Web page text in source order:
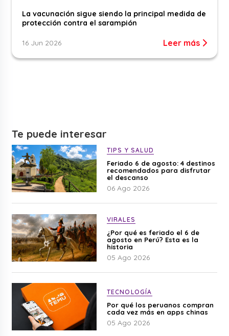
La vacunación sigue siendo la principal medida de
protección contra el sarampión
16 Jun 2026 Leer más
Te puede interesar
TIPS Y SALUD
Feriado 6 de agosto: 4 destinos
recomendados para disfrutar
el descanso
06 Ago 2026
VIRALES
¿Por qué es feriado el 6 de
agosto en Perú? Esta es la
historia
05 Ago 2026
TECNOLOGÍA
Por qué los peruanos compran
cada vez más en apps chinas
05 Ago 2026